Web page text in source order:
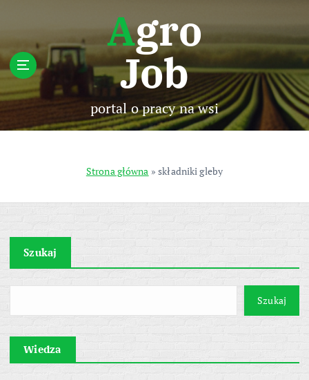
p
t
c
n
Agro
Job
portal o pracy na wsi
Strona główna »składniki gleby
Szukaj
Szukaj
Wiedza